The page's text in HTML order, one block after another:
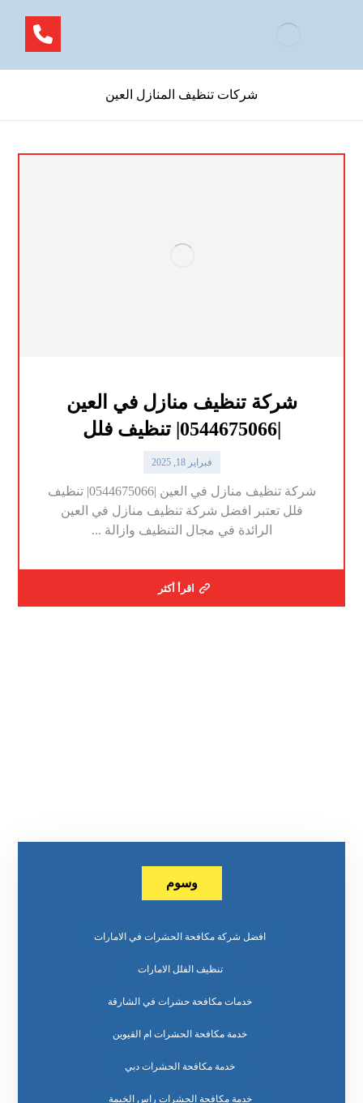
شركات تنظيف المنازل العين
شركة تنظيف منازل في العين
|0544675066| تنظيف فلل
فبراير 18, 2025
شركة تنظيف منازل في العين |0544675066| تنظيف
فلل تعتبر افضل شركة تنظيف منازل في العين
الرائدة في مجال التنظيف وازالة ...
اقرأ أكثر
وسوم
افضل شركة مكافحة الحشرات في الامارات
تنظيف الفلل الامارات
خدمات مكافحة حشرات في الشارقة
خدمة مكافحة الحشرات ام القيوين
خدمة مكافحة الحشرات دبي
خدمة مكافحة الحشرات راس الخيمة